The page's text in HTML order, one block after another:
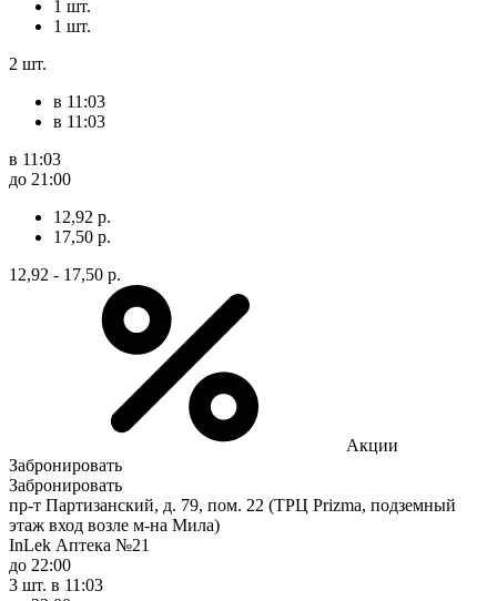
1 шт.
1 шт.
2 шт.
в 11:03
в 11:03
в 11:03
до 21:00
12,92 р.
17,50 р.
12,92 - 17,50 р.
Акции
Забронировать
Забронировать
пр-т Партизанский, д. 79, пом. 22 (ТРЦ Prizma, подземный
этаж вход возле м-на Мила)
InLek Аптека №21
до 22:00
3 шт. в 11:03